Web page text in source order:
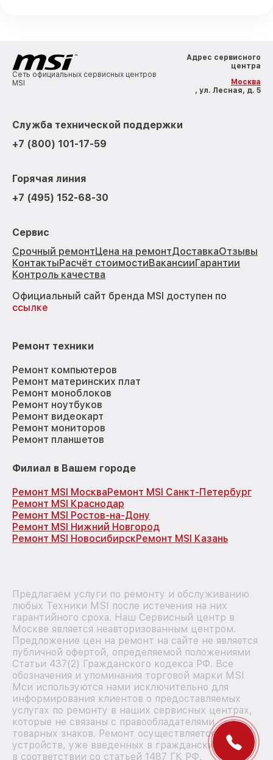
Сеть официальных сервисных центров
MSI
Адрес сервисного
центра
Москва
, ул. Лесная, д. 5
Служба технической поддержки
+7 (800) 101-17-59
Горячая линия
+7 (495) 152-68-30
Сервис
Срочный ремонтЦена на ремонтДоставкаОтзывы
КонтактыРасчёт стоимостиВакансииГарантии
Контроль качества
Официальный сайт бренда MSI доступен по
ссылке
Ремонт техники
Ремонт компьютеров
Ремонт материнских плат
Ремонт моноблоков
Ремонт ноутбуков
Ремонт видеокарт
Ремонт мониторов
Ремонт планшетов
Филиал в Вашем городе
Ремонт MSI МоскваРемонт MSI Санкт-Петербург
Ремонт MSI Краснодар
Ремонт MSI Ростов-на-Дону
Ремонт MSI Нижний Новгород
Ремонт MSI НовосибирскРемонт MSI Казань
Предлагаем услуги по ремонту и обслуживанию
любых Техники MSI после истечения на них
гарантийного срока. Наш Сервисный центр в
Москве является неавторизованным центром.
Предложение цен на ремонт на сайте не является
публичной офертой, определяемой положениями
Статьи 437(2) Гражданского кодекса РФ. Все
обозначения и упоминания торговой марки MSI
Мси используются нами исключительно для
информирования клиентов о предоставляемых
услугах по ремонту в наших сервисных центрах,
которые не связаны с правообладателями
товарных знаков. Ремонт осуществляется для
устройств, уже введенных в гражданский оборот
в соответствии со статьей 1487 ГК РФ.